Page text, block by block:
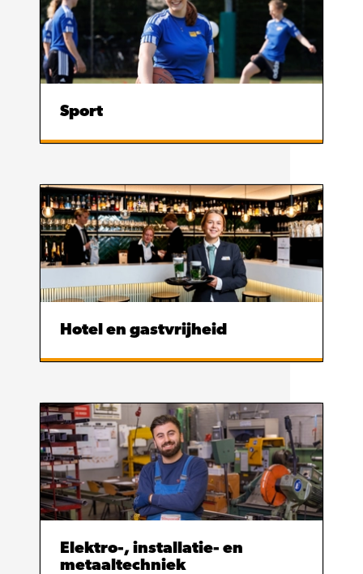
Sport
Hotel en gastvrijheid
Elektro-, installatie- en
metaaltechniek